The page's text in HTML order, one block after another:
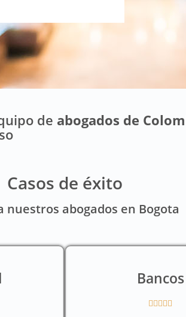
de abogados de
Casos de éxito
nuestros abogados en Bogota
Bancos
    